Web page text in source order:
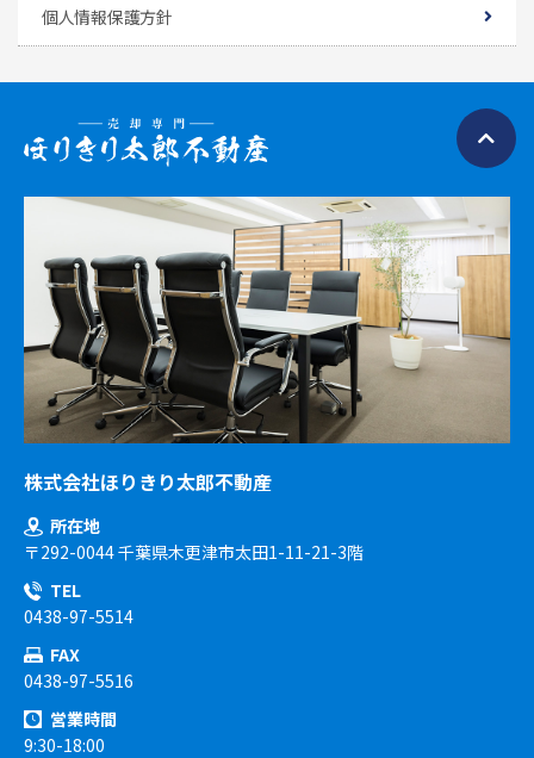
個人情報保護方針
株式会社ほりきり太郎不動産
所在地
〒292-0044 千葉県木更津市太田1-11-21-3階
TEL
0438-97-5514
FAX
0438-97-5516
営業時間
9:30-18:00